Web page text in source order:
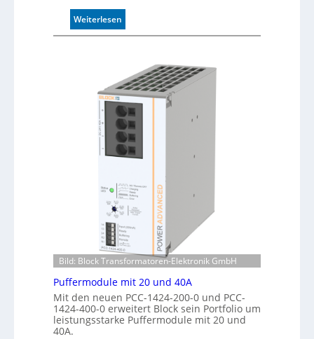
m
a
r
e
r
k
e
n
n
g
Weiterlesen:
A
m
a
t
s
t
e
K
o
n
t
r
o
l
l
e
Bild: Block Transformatoren-Elektronik GmbH
Puffermodule mit 20 und 40A
Mit den neuen PCC-1424-200-0 und PCC-
1424-400-0 erweitert Block sein Portfolio um
leistungsstarke Puffermodule mit 20 und
40A.